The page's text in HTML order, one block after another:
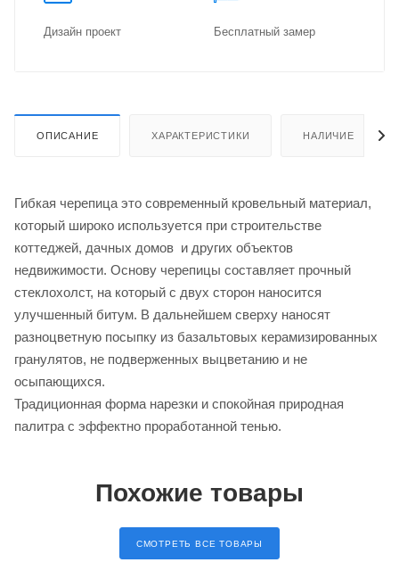
Дизайн проект Бес­плат­ный замер
ОПИСАНИЕ ХАРАКТЕРИСТИКИ НАЛИЧИЕ
Гибкая черепица это современный кровельный материал,
который широко используется при строительстве
коттеджей, дачных домов и других объектов
недвижимости. Основу черепицы составляет прочный
стеклохолст, на который с двух сторон наносится
улучшенный битум. В дальнейшем сверху наносят
разноцветную посыпку из базальтовых керамизированных
гранулятов, не подверженных выцветанию и не
осыпающихся.
Традиционная форма нарезки и спокойная природная
палитра с эффектно проработанной тенью.
Похожие товары
СМОТРЕТЬ ВСЕ ТОВАРЫ